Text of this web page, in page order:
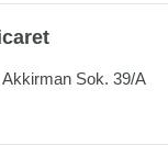
Sok. 39/A